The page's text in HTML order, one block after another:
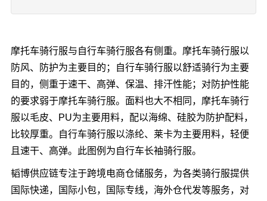
摩托车骑行服与自行车骑行服各有侧重。摩托车骑行服以
防风、防护为主要目的；自行车骑行服以舒适骑行为主要
目的，侧重于速干、高弹、保温、排汗性能；对防护性能
的要求弱于摩托车骑行服。面料也大不相同，摩托车骑行
服以毛皮、PU为主要用料，配以海绵、硅胶为防护配料，
比较厚重。自行车骑行服以涤纶、莱卡为主要用料，轻便
且速干、高弹。此图例为自行车长袖骑行服。
韬博供应链专注于跨境电商仓储服务，为各类骑行服提供
国际快递，国际小包，国际专线，海外仓代发等服务，对